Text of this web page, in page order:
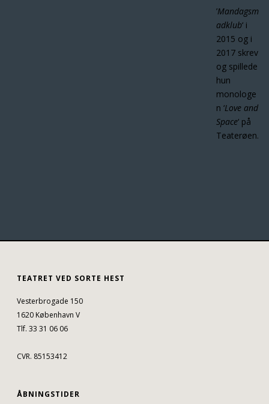
’Mandagsm
adklub‘ i
2015 og i
2017 skrev
og spillede
hun
monologe
n ‘Love and
Space‘ på
Teaterøen.
TEATRET VED SORTE HEST
Vesterbrogade 150
1620 København V
Tlf. 33 31 06 06
CVR. 85153412
ÅBNINGSTIDER